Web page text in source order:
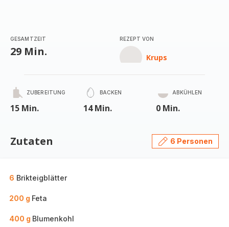
GESAMTZEIT
29 Min.
REZEPT VON
Krups
ZUBEREITUNG
15 Min.
BACKEN
14 Min.
ABKÜHLEN
0 Min.
Zutaten 6 Personen
6 Brikteigblätter
200 g Feta
400 g Blumenkohl